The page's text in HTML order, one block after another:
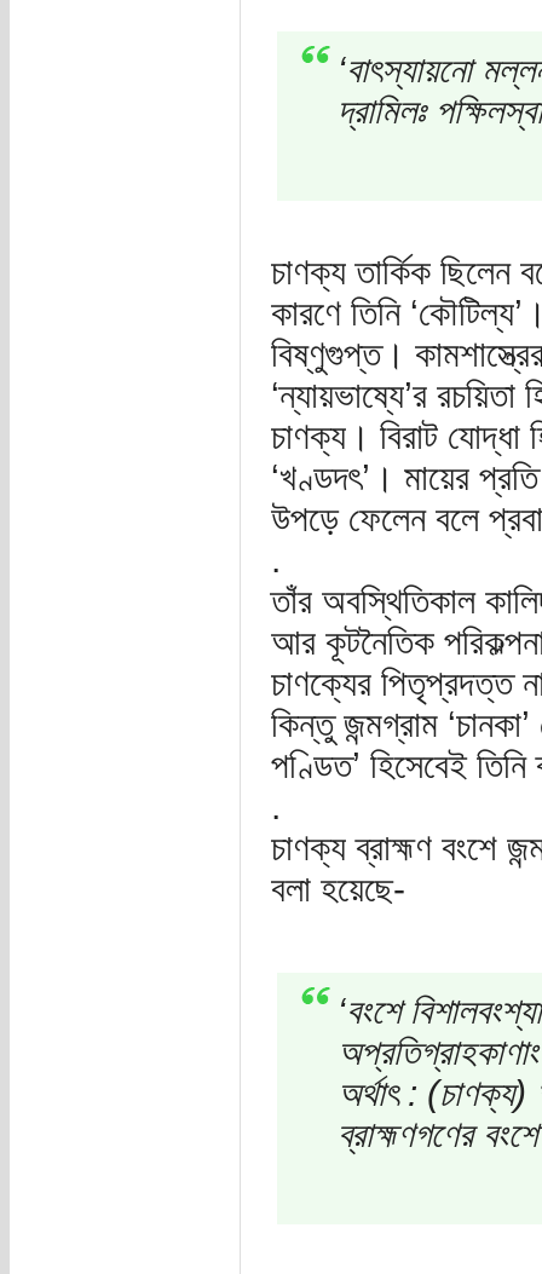
‘বাৎস্যায়নো
দ্রামিলঃ
চাণক্য তার্কিক ছিলেন
কারণে তিনি
বিষ্ণুগুপ্ত।
‘ন্যায়ভাষ্যে’র রচয়িতা
চাণক্য। বিরাট যোদ্ধা
‘খণ্ডদৎ’। মায়ের
উপড়ে ফেলেন বলে
.
তাঁর অবস্থিতিকাল
আর কূটনৈতিক
চাণক্যের পিতৃপ্রদত্ত
কিন্তু জন্মগ্রাম
পণ্ডিত’ হিসেবেই
.
চাণক্য ব্রাহ্মণ বংশে
বলা হয়েছে-
‘বংশে
অর্থাৎ : (চাণক্য)
ব্রাহ্মণগণের